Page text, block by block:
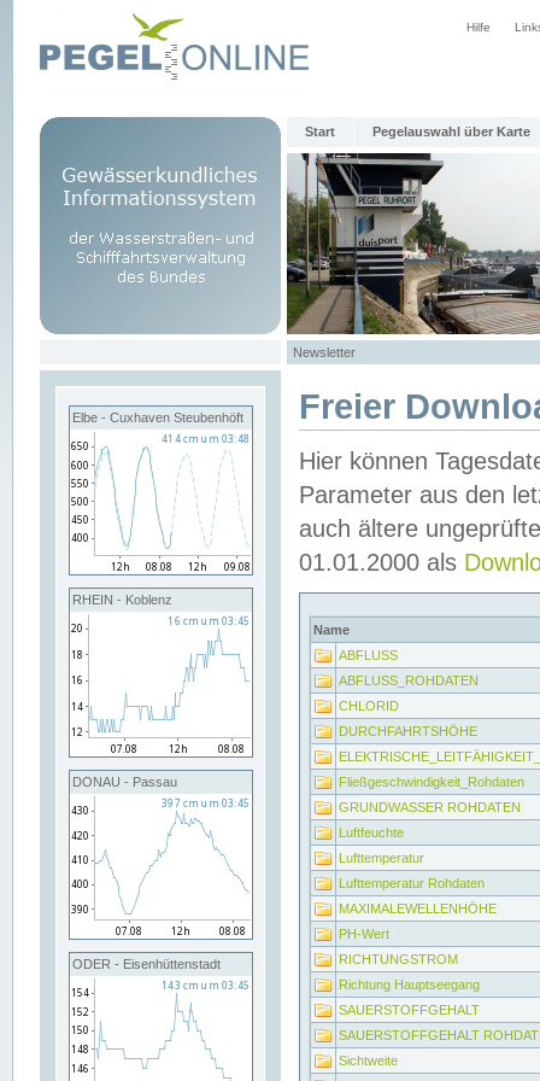
Hilfe
Start Pegelauswahl über Karte
Newsletter
Elbe - Cuxhaven Steubenhöft
RHEIN - Koblenz
DONAU - Passau
ODER - Eisenhüttenstadt
Freier
Hier können
Parameter aus den
auch ältere
01.01.2000 als
Name
ABFLUSS
ABFLUSS_ROHDATEN
CHLORID
DURCHFAHRTSHÖHE
Fließgeschwindigkeit_Rohdaten
GRUNDWASSER ROHDATEN
Luftfeuchte
Lufttemperatur
Lufttemperatur Rohdaten
MAXIMALEWELLENHÖHE
PH-Wert
RICHTUNGSTROM
Richtung Hauptseegang
SAUERSTOFFGEHALT
SAUERSTOFFGEHALT
Sichtweite